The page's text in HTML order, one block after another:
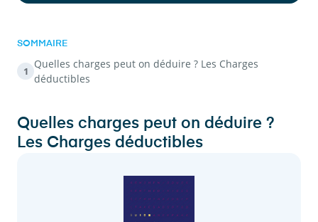
SOMMAIRE
1
Quelles charges peut on déduire ? Les Charges
déductibles
Quelles charges peut on déduire ?
Les Charges déductibles